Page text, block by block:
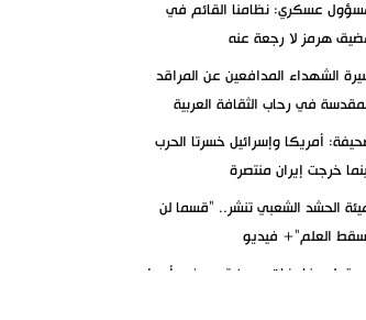
عسكري: نظامنا القائم في
هرمز لا رجعة عنه
الشهداء المدافعين عن المراقد
في رحاب الثقافة العربية
أمريكا وإسرائيل خسرتا الحرب
خرجت إيران منتصرة
الحشد الشعبي تنشر.. "قسما لن
العلم"+ فيديو
مسقط: مفاوضات هرمز تجري في أجواء